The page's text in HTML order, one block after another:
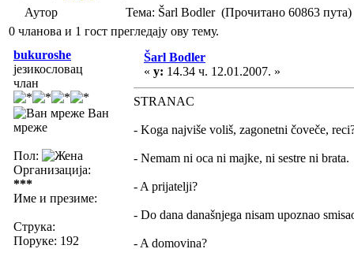
Аутор
Тема: Šarl Bodler (Прочитано 60863 пута)
0 чланова и 1 гост прегледају ову тему.
bukuroshe
језикословац
члан
Ван
мреже
Пол:
Организација:
***
Име и презиме:
Струка:
Поруке: 192
Šarl Bodler
« у: 14.34 ч. 12.01.2007. »
STRANAC
- Koga najviše voliš, zagonetni čoveče,
- Nemam ni oca ni majke, ni sestre ni brata.
- A prijatelji?
- Do dana današnjega nisam upoznao
- A domovina?